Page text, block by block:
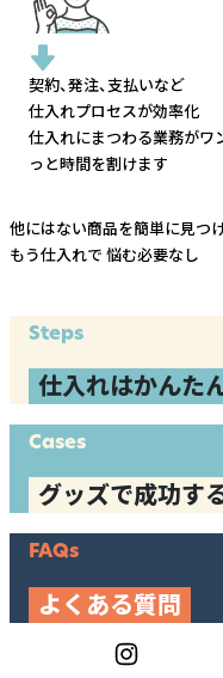
契約、発注、支払いなど
仕入れプロセスが効率化
仕入れにまつわる業務がワ
っと時間を割けます
他にはない商品を簡単に見つ
もう仕入れで 悩む必要なし
Steps
仕入れはかんた
Cases
グッズで成功す
FAQs
よくある質問